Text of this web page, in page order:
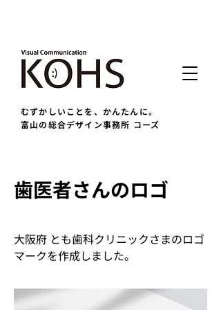
むずかしいことを、かんたんに。
富山の総合デザイン事務所 コーズ
歯医者さんのロゴ
大阪府 とも歯科クリニックさまのロゴ
マークを作成しました。